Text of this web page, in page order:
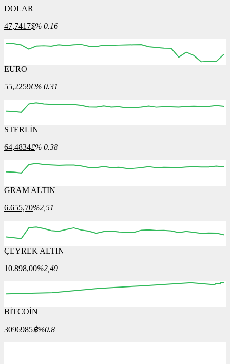
DOLAR
47,7417$% 0.16
12:00
EURO
55,2259€% 0.31
12:00
STERLİN
64,4834£% 0.38
12:00 13:00
GRAM ALTIN
6.655,70%2,51
12:00 13:00
ÇEYREK ALTIN
10.898,00%2,49
00:00
BİTCOİN
3096985฿%0.8